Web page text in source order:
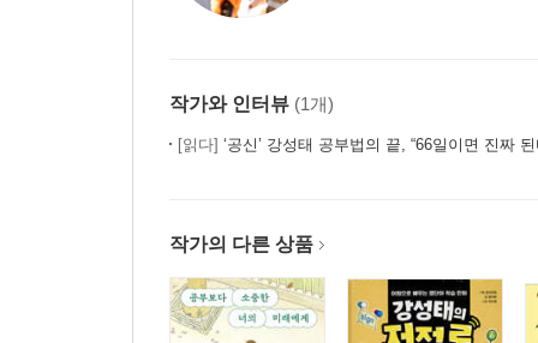
작가와 인터뷰 (1개)
[읽다] ‘공신’ 강성태 공부법의 끝, “66일이면 진짜 된
작가의 다른 상품